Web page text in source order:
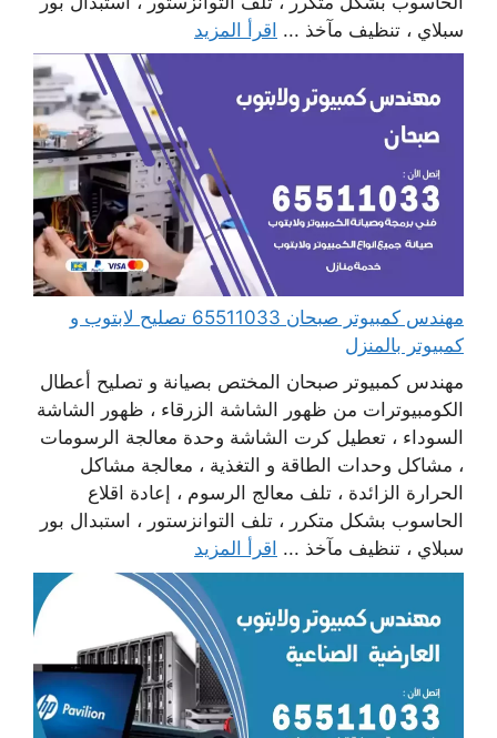
سبلاي ، تنظيف مآخذ ... اقرأ المزيد
مهندس كمبيوتر صبحان 65511033 تصليح لابتوب و
كمبيوتر بالمنزل
مهندس كمبيوتر صبحان المختص بصيانة و تصليح أعطال
الكومبيوترات من ظهور الشاشة الزرقاء ، ظهور الشاشة
السوداء ، تعطيل كرت الشاشة وحدة معالجة الرسومات
، مشاكل وحدات الطاقة و التغذية ، معالجة مشاكل
الحرارة الزائدة ، تلف معالج الرسوم ، إعادة اقلاع
الحاسوب بشكل متكرر ، تلف التوانزستور ، استبدال بور
سبلاي ، تنظيف مآخذ ... اقرأ المزيد